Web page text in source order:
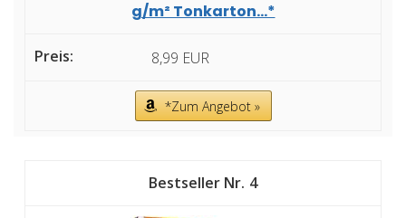
g/m² Tonkarton...*
8,99 EUR
*Zum Angebot »
4